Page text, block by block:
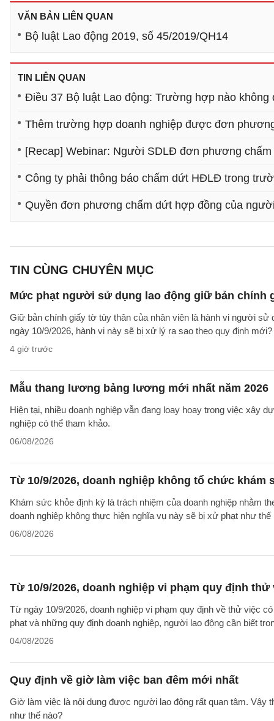
VĂN BẢN LIÊN QUAN
Bộ luật Lao động 2019, số 45/2019/QH14
TIN LIÊN QUAN
Điều 37 Bộ luật Lao động: Trường hợp nào
Thêm trường hợp doanh nghiệp được đơn
[Recap] Webinar: Người SDLĐ đơn phương
Công ty phải thông báo chấm dứt HĐLĐ trong
Quyền đơn phương chấm dứt hợp đồng của
TIN CÙNG CHUYÊN MỤC
Mức phạt người sử dụng lao động giữ bản chính
Giữ bản chính giấy tờ tùy thân của nhân viên là hành vi người
ngày 10/9/2026, hành vi này sẽ bị xử lý ra sao theo quy định mới?
4 giờ trước
Mẫu thang lương bảng lương mới nhất năm 2026
Hiện tại, nhiều doanh nghiệp vẫn đang loay hoay trong việc xây
nghiệp có thể tham khảo.
06/08/2026
Từ 10/9/2026, doanh nghiệp không tổ chức
Khám sức khỏe định kỳ là trách nhiệm của doanh nghiệp nhằm
doanh nghiệp không thực hiện nghĩa vụ này sẽ bị xử phạt như thế
06/08/2026
Từ 10/9/2026, doanh nghiệp vi phạm quy định
Từ ngày 10/9/2026, doanh nghiệp vi phạm quy định về thử việc
phạt và những quy định doanh nghiệp, người lao động cần biết
04/08/2026
Quy định về giờ làm việc ban đêm mới nhất
Giờ làm việc là nội dung được người lao động rất quan tâm. Vậy
như thế nào?